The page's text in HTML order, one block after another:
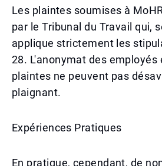
Les plaintes soumises à
par le Tribunal du Travail qui,
applique strictement les
28. L'anonymat des employés
plaintes ne peuvent pas
plaignant.
Expériences Pratiques
En pratique, cependant, de